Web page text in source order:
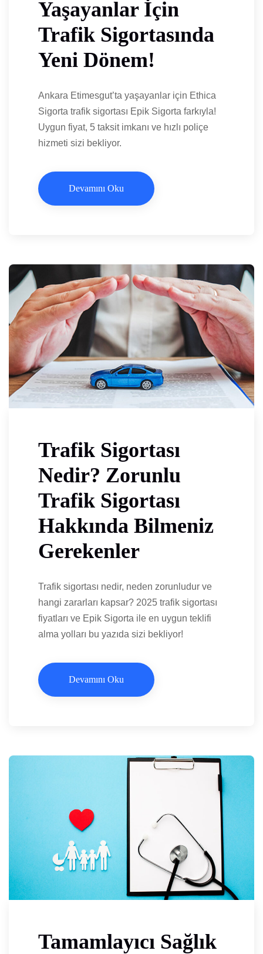
Yaşayanlar İçin
Trafik Sigortasında
Yeni Dönem!
Ankara Etimesgut’ta yaşayanlar için Ethica
Sigorta trafik sigortası Epik Sigorta farkıyla!
Uygun fiyat, 5 taksit imkanı ve hızlı poliçe
hizmeti sizi bekliyor.
Devamını Oku
Trafik Sigortası
Nedir? Zorunlu
Trafik Sigortası
Hakkında Bilmeniz
Gerekenler
Trafik sigortası nedir, neden zorunludur ve
hangi zararları kapsar? 2025 trafik sigortası
fiyatları ve Epik Sigorta ile en uygun teklifi
alma yolları bu yazıda sizi bekliyor!
Devamını Oku
Tamamlayıcı Sağlık